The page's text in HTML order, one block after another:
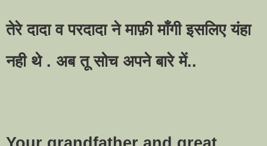
तेरे दादा व परदादा ने माफ़ी माँगी इसलिए यंहा
नही थे . अब तू सोच अपने बारे में..